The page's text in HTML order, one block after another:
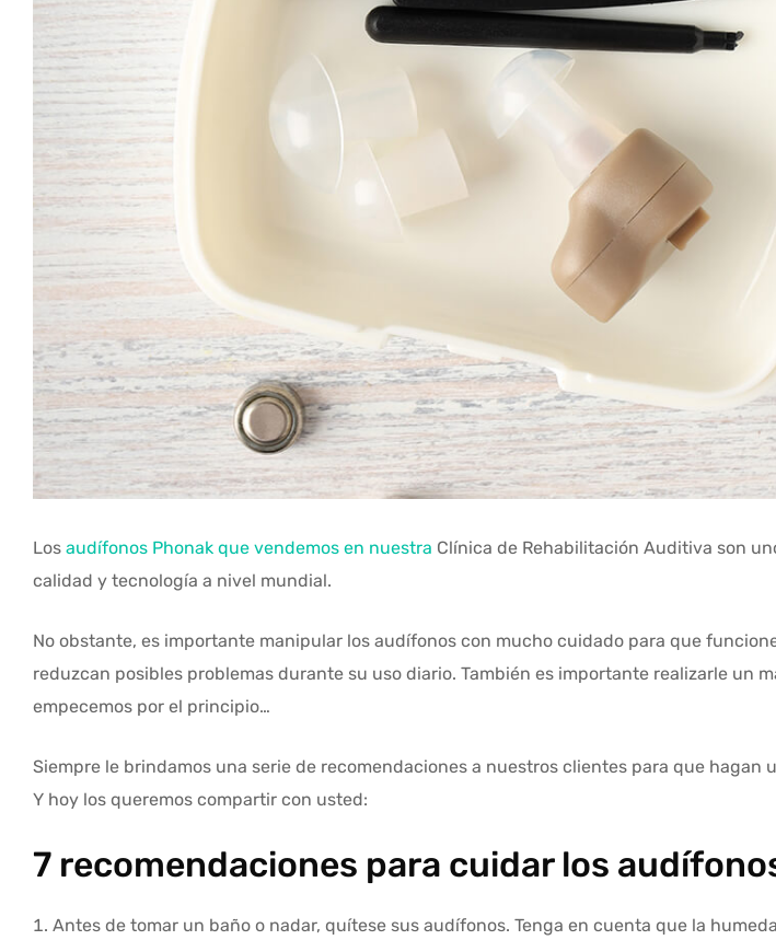
Los audífonos Phonak que vendemos en nuestra Clínica de Rehabilitación Auditiva son
calidad y tecnología a nivel mundial.
No obstante, es importante manipular los audífonos con mucho cuidado para que
reduzcan posibles problemas durante su uso diario. También es importante realizarle un
empecemos por el principio…
Siempre le brindamos una serie de recomendaciones a nuestros clientes para que hagan
Y hoy los queremos compartir con usted:
7 recomendaciones para cuidar los
Antes de tomar un baño o nadar, quítese sus audífonos. Tenga en cuenta que la